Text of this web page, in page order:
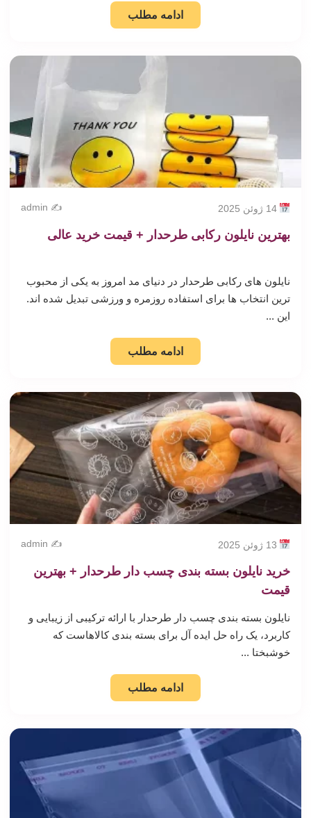
ادامه مطلب
14 ژوئن 2025 ✍️ admin
بهترین نایلون رکابی طرحدار + قیمت خرید عالی
نایلون های رکابی طرحدار در دنیای مد امروز به یکی از محبوب
ترین انتخاب ها برای استفاده روزمره و ورزشی تبدیل شده اند.
این ...
ادامه مطلب
✍️ admin
خرید نایلون بسته بندی چسب دار طرحدار + بهترین
قیمت
نایلون بسته بندی چسب دار طرحدار با ارائه ترکیبی از زیبایی و
کاربرد، یک راه حل ایده آل برای بسته بندی کالاهاست که
خوشبختا ...
ادامه مطلب